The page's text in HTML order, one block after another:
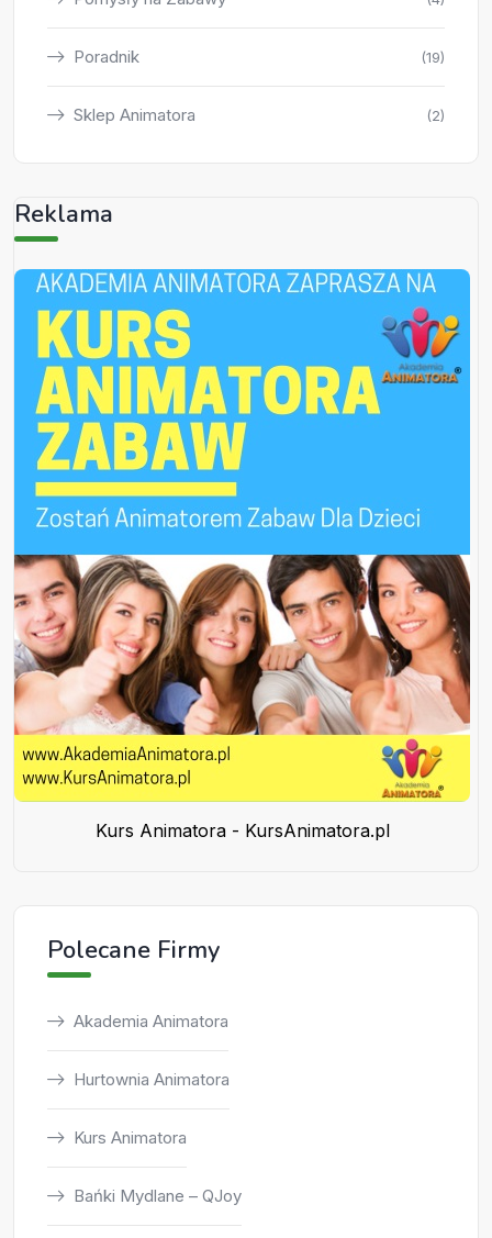
Poradnik (19)
Sklep Animatora (2)
Reklama
Kurs Animatora - KursAnimatora.pl
Polecane Firmy
Akademia Animatora
Hurtownia Animatora
Kurs Animatora
Bańki Mydlane – QJoy